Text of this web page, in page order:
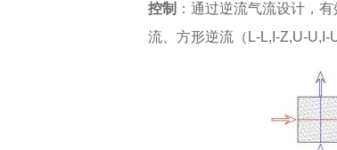
控制 ：通过逆流气流设计，
流、方形逆流（L-L,I-Z,U-U,I-